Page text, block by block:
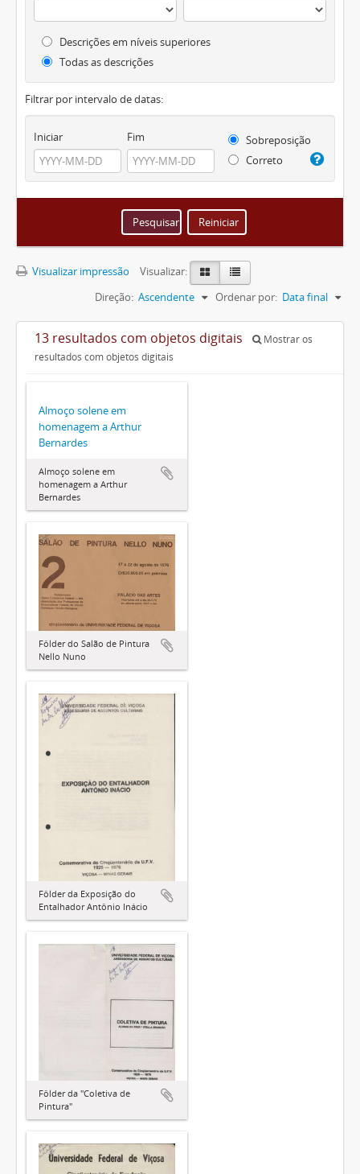
Descrições em níveis superiores
Todas as descrições
Filtrar por intervalo de datas:
Iniciar Fim
Sobreposição
Correto
Visualizar impressão
Visualizar:
Ordenar por: Data final
Direção: Ascendente
13 resultados com objetos digitais
Mostrar os
resultados com objetos digitais
Almoço solene em
homenagem a Arthur
Bernardes
Almoço solene em
homenagem a Arthur
Bernardes
Fôlder do Salão de Pintura
Nello Nuno
Fôlder da Exposição do
Entalhador Antônio Inácio
Fôlder da "Coletiva de
Pintura"